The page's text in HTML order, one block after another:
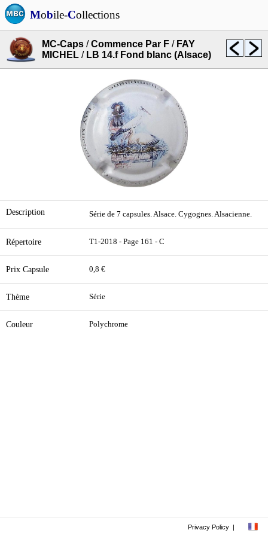
Mobile-Collections
MC-Caps /Commence Par F / FAY
MICHEL / LB 14.f Fond blanc (Alsace)
Description Série de 7 capsules. Alsace. Cygognes. Alsacienne.
Répertoire T1-2018 - Page 161 - C
Prix Capsule 0,8 €
Thème Série
Couleur Polychrome
Privacy Policy |